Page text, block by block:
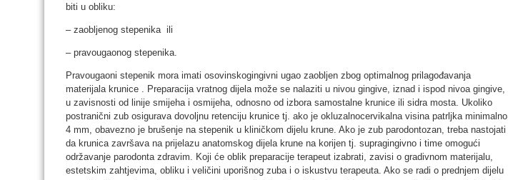
biti u obliku:
– zaobljenog stepenika ili
– pravougaonog stepenika.
Pravougaoni stepenik mora imati osovinskogingivni ugao zaobljen zbog optimalnog prilagođavanja
materijala krunice . Preparacija vratnog dijela može se nalaziti u nivou gingive, iznad i ispod nivoa gingive,
u zavisnosti od linije smijeha i osmijeha, odnosno od izbora samostalne krunice ili sidra mosta. Ukoliko
postranični zub osigurava dovoljnu retenciju krunice tj. ako je okluzalnocervikalna visina patrljka minimalno
4 mm, obavezno je brušenje na stepenik u kliničkom dijelu krune. Ako je zub parodontozan, treba nastojati
da krunica završava na prijelazu anatomskog dijela krune na korijen tj. supragingivno i time omogući
održavanje parodonta zdravim. Koji će oblik preparacije terapeut izabrati, zavisi o gradivnom materijalu,
estetskim zahtjevima, obliku i veličini uporišnog zuba i o iskustvu terapeuta. Ako se radi o prednjem dijelu